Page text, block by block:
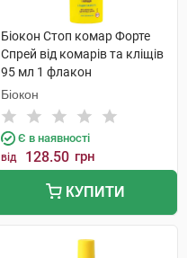
Біокон Стоп комар Форте
Спрей від комарів та кліщів
95 мл 1 флакон
Біокон
Є в наявності
від 128.50 грн
КУПИТИ